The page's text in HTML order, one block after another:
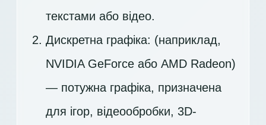
текстами або відео.
Дискретна графіка: (наприклад,
NVIDIA GeForce або AMD Radeon)
— потужна графіка, призначена
для ігор, відеообробки, 3D-